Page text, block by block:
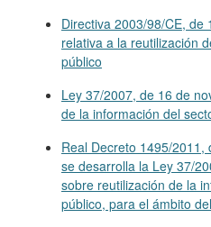
Directiva 2003/98/CE, de
relativa a la reutilización
público
Ley 37/2007, de 16 de
de la información del
Real Decreto 1495/
se desarrolla la Ley 37/
sobre reutilización de la
público, para el ámbito